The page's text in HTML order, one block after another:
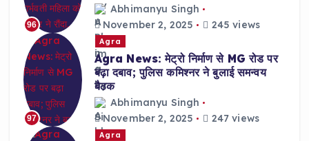
96
Abhimanyu Singh
November 2, 2025
245 views
97
Agra
Agra News: मेट्रो निर्माण से MG रोड पर
बढ़ा दबाव; पुलिस कमिश्नर ने बुलाई समन्वय
बैठक
Abhimanyu Singh
November 2, 2025
247 views
Agra